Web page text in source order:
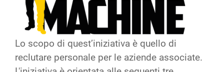
Lo scopo di quest’iniziativa è quello di
reclutare personale per le aziende associate.